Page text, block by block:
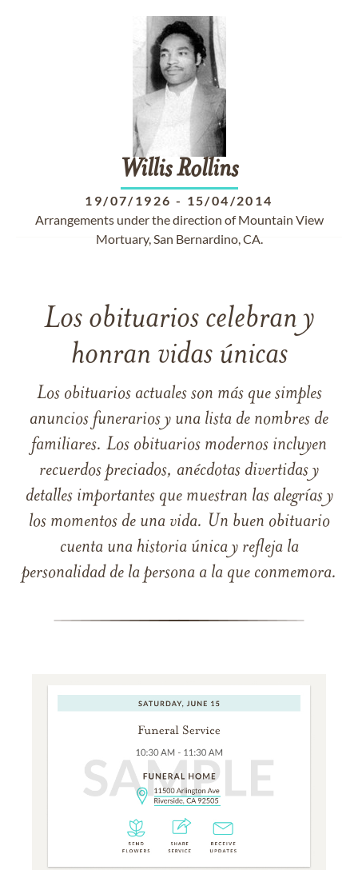
Willis Rollins
19/07/1926 - 15/04/2014
Arrangements under the direction of Mountain View
Mortuary, San Bernardino, CA.
Los obituarios celebran y
honran vidas únicas
Los obituarios actuales son más que simples
anuncios funerarios y una lista de nombres de
familiares. Los obituarios modernos incluyen
recuerdos preciados, anécdotas divertidas y
detalles importantes que muestran las alegrías y
los momentos de una vida. Un buen obituario
cuenta una historia única y refleja la
personalidad de la persona a la que conmemora.